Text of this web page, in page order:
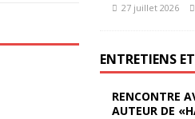
27 juillet 2026
ENTRETIENS
RENCONTRE
AUTEUR DE